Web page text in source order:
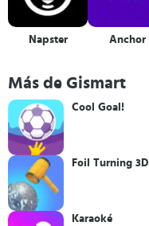
Napster Anchor
Más de Gismart
Cool Goal!
Foil Turning 3D
Karaoké